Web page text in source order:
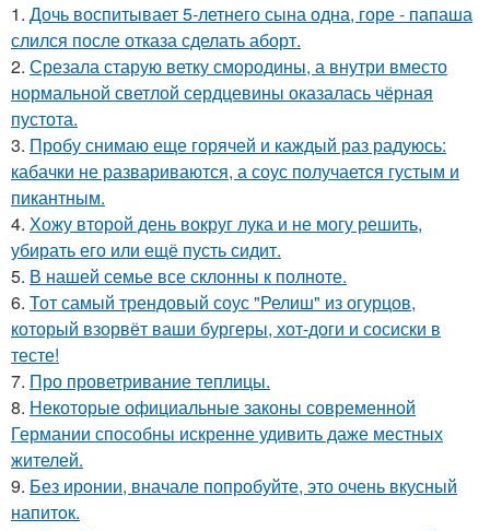
1. Дочь воспитывает 5-летнего сына одна, горе - папаша
слился после отказа сделать аборт.
2. Срезала старую ветку смородины, а внутри вместо
нормальной светлой сердцевины оказалась чёрная
пустота.
3. Пробу снимаю еще горячей и каждый раз радуюсь:
кабачки не развариваются, а соус получается густым и
пикантным.
4. Хожу второй день вокруг лука и не могу решить,
убирать его или ещё пусть сидит.
5. В нашей семье все склонны к полноте.
6. Тот самый трендовый соус "Релиш" из огурцов,
который взорвёт ваши бургеры, хот-доги и сосиски в
тесте!
7. Про проветривание теплицы.
8. Некоторые официальные законы современной
Германии способны искренне удивить даже местных
жителей.
9. Без ирoнии, вначале попробуйте, это очень вкусный
напитoк.